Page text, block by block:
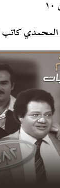
كاتب